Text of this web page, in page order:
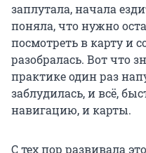
заплутала, начала
поняла, что нужно
посмотреть в карту и
разобралась. Вот что
практике один раз
заблудилась, и всё,
навигацию, и карты.
С тех пор развивала